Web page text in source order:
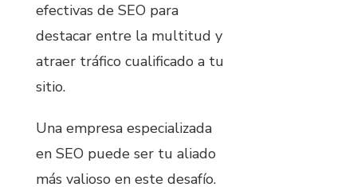
efectivas de SEO para
destacar entre la multitud y
atraer tráfico cualificado a tu
sitio.
Una empresa especializada
en SEO puede ser tu aliado
más valioso en este desafío.